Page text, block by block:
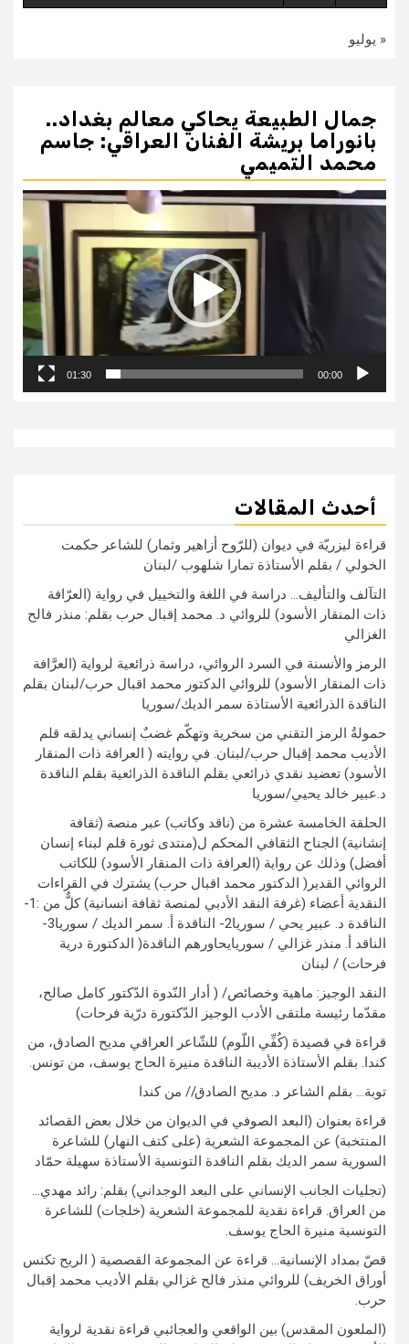
« يوليو
جمال الطبيعة يحاكي معالم بغداد..
بانوراما بريشة الفنان العراقي: جاسم
محمد التميمي
مشغل
الفيديو
00:00
01:30
أحدث المقالات
قراءة ليزريّة في ديوان (للرّوح أزاهير وثمار) للشاعر حكمت
الخولي / بقلم الأستاذة تمارا شلهوب /لبنان
التآلف والتأليف… دراسة في اللغة والتخييل في رواية (العرّافة
ذات المنقار الأسود) للروائي د. محمد إقبال حرب بقلم: منذر فالح
الغزالي
الرمز والأنسنة في السرد الروائي، دراسة ذرائعية لرواية (العرَّافة
ذات المنقار الأسود) للروائي الدكتور محمد اقبال حرب/لبنان بقلم
الناقدة الذرائعية الأستاذة سمر الديك/سوريا
حمولةُ الرمز التقني من سخرية وتهكّم غضبٌ إنساني يدلقه قلم
الأديب محمد إقبال حرب/لبنان. في روايته ( العرافة ذات المنقار
الأسود) تعضيد نقدي ذرائعي بقلم الناقدة الذرائعية بقلم الناقدة
د.عبير خالد يحيي/سوريا
الحلقة الخامسة عشرة من (ناقد وكاتب) عبر منصة (ثقافة
إنشانية) الجناح الثقافي المحكم ل(منتدى ثورة قلم لبناء إنسان
أفضل) وذلك عن رواية (العرافة ذات المنقار الأسود) للكاتب
الروائي القدير( الدكتور محمد اقبال حرب) يشترك في القراءات
النقدية أعضاء (غرفة النقد الأدبي لمنصة ثقافة انسانية) كلٌّ من :1-
الناقدة د. عبير يحي / سوريا2- الناقدة أ. سمر الديك / سوريا3-
الناقد أ. منذر غزالي / سوريايحاورهم الناقدة( الدكتورة درية
فرحات) / لبنان
النقد الوجيز: ماهية وخصائص/ ( أدار النّدوة الدّكتور كامل صالح،
مقدّما رئيسة ملتقى الأدب الوجيز الدّكتورة درّية فرحات)
قراءة في قصيدة (كُفِّي اللّوم) للشّاعر العراقي مديح الصادق، من
كندا. بقلم الأستاذة الأديبة الناقدة منيرة الحاج يوسف، من تونس.
توبة… بقلم الشاعر د. مديح الصادق// من كندا
قراءة بعنوان (البعد الصوفي في الديوان من خلال بعض القصائد
المنتخبة) عن المجموعة الشعرية (على كتف النهار) للشاعرة
السورية سمر الديك بقلم الناقدة التونسية الأستاذة سهيلة حمّاد
(تجليات الجانب الإنساني على البعد الوجداني) بقلم: رائد مهدي…
من العراق. قراءة نقدية للمجموعة الشعرية (خلجات) للشاعرة
التونسية منيرة الحاج يوسف.
قصّ بمداد الإنسانية… قراءة عن المجموعة القصصية ( الريح تكنس
أوراق الخريف) للروائي منذر فالح غزالي بقلم الأديب محمد إقبال
حرب.
(الملعون المقدس) بين الواقعي والعجائبي قراءة نقدية لرواية